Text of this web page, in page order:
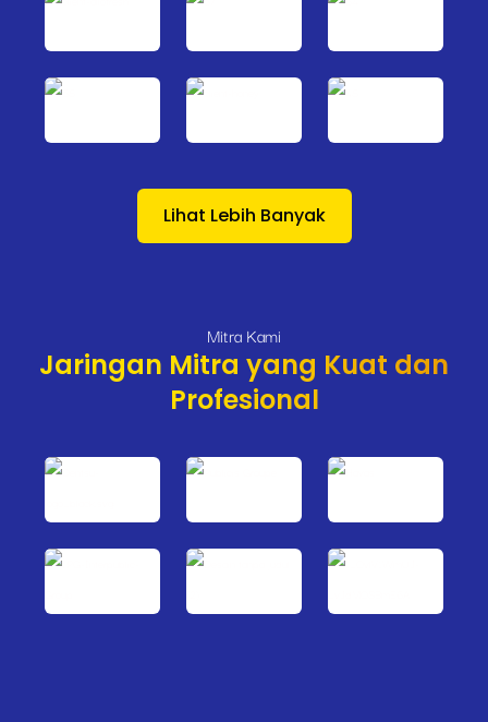
Lihat Lebih Banyak
Mitra Kami
Jaringan Mitra yang Kuat dan
Profesional